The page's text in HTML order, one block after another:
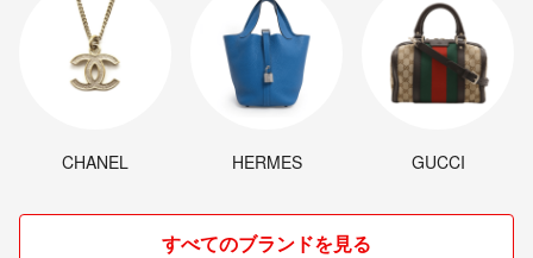
CHANEL HERMES GUCCI
すべてのブランドを見る